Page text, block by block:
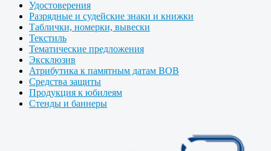
Удостоверения
Разрядные и судейские знаки и книжки
Таблички, номерки, вывески
Текстиль
Тематические предложения
Эксклюзив
Атрибутика к памятным датам ВОВ
Средства защиты
Продукция к юбилеям
Стенды и баннеры